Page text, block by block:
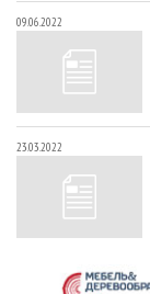
09.06.2022
23.03.2022